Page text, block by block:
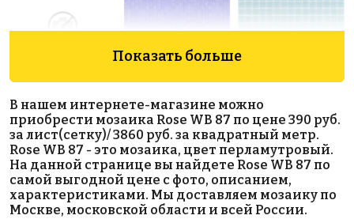
Golden Effect
JN10-10
318x318
Rose AJ
19+7(2)
318x318
Rose A 52(1)
318x318
Показать больше
В нашем интернете-магазине можно
приобрести мозаика Rose WB 87 по цене 390 руб.
за лист(сетку)/ 3860 руб. за квадратный метр.
Rose WB 87 - это мозаика, цвет перламутровый.
На данной странице вы найдете Rose WB 87 по
самой выгодной цене с фото, описанием,
характеристиками. Мы доставляем мозаику по
Москве, московской области и всей России.